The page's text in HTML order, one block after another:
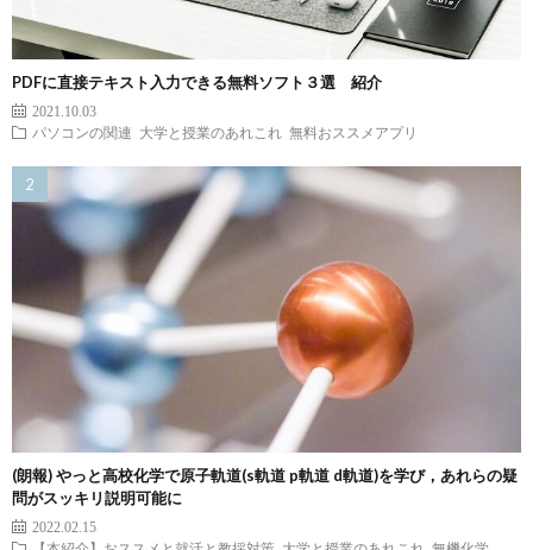
PDFに直接テキスト入力できる無料ソフト３選 紹介
2021.10.03
パソコンの関連
大学と授業のあれこれ 無料おススメアプリ
(朗報) やっと高校化学で原子軌道(s軌道 p軌道 d軌道)を学び，あれらの疑
問がスッキリ説明可能に
2022.02.15